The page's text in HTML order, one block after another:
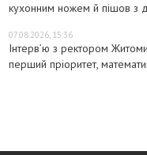
кухонним ножем й пішов з
07.08.2026, 15:36
Інтерв’ю з ректором
перший пріоритет,